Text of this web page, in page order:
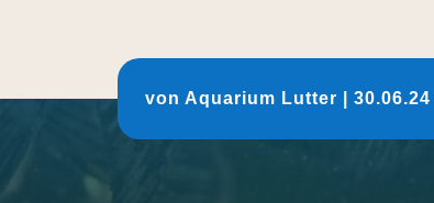
von Aquarium Lutter 30.06.24